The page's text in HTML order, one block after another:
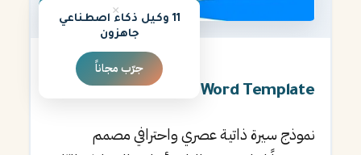
Arabic Word Template
★
نموذج سيرة ذاتية عصري واحترافي مصمم
×
11 وكيل ذكاء اصطناعي
جاهزون
جرّب مجاناً